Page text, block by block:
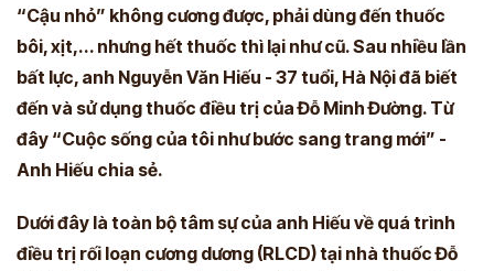
“Cậu nhỏ” không cương được, phải dùng đến thuốc
bôi, xịt,... nhưng hết thuốc thì lại như cũ. Sau nhiều lần
bất lực, anh Nguyễn Văn Hiếu - 37 tuổi, Hà Nội đã biết
đến và sử dụng thuốc điều trị của Đỗ Minh Đường. Từ
đây “Cuộc sống của tôi như bước sang trang mới” -
Anh Hiếu chia sẻ.
Dưới đây là toàn bộ tâm sự của anh Hiếu về quá trình
điều trị rối loạn cương dương (RLCD) tại nhà thuốc Đỗ